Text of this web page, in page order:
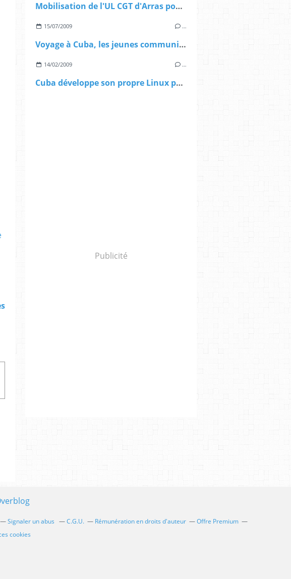
Mobilisation de l'UL CGT d'Arras pour les "cinq de Miami"
15/07/2009 …
Voyage à Cuba, les jeunes communistes font acte de solidarité !
14/02/2009 …
Cuba développe son propre Linux pour contrer la menace Windows
Publicité
Signaler un abus C.G.U. Rémunération en droits d'auteur
Offre Premium
cookies